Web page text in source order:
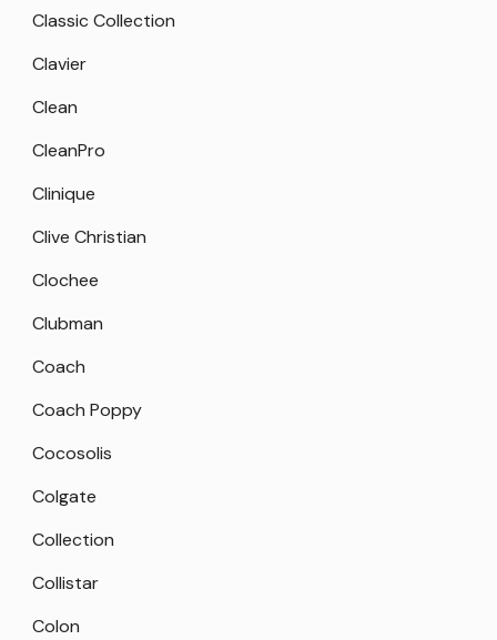
Classic Collection
Clavier
Clean
CleanPro
Clinique
Clive Christian
Clochee
Clubman
Coach
Coach Poppy
Cocosolis
Colgate
Collection
Collistar
Colon